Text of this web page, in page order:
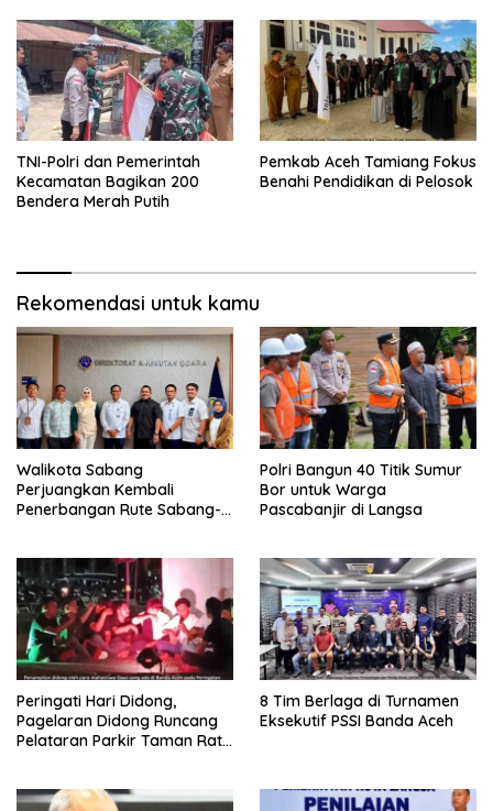
TNI-Polri dan Pemerintah
Kecamatan Bagikan 200
Bendera Merah Putih
Pemkab Aceh Tamiang Fokus
Benahi Pendidikan di Pelosok
Rekomendasi untuk kamu
Walikota Sabang
Perjuangkan Kembali
Penerbangan Rute Sabang-
Polri Bangun 40 Titik Sumur
Bor untuk Warga
Pascabanjir di Langsa
Peringati Hari Didong,
Pagelaran Didong Runcang
Pelataran Parkir Taman Ratu
8 Tim Berlaga di Turnamen
Eksekutif PSSI Banda Aceh